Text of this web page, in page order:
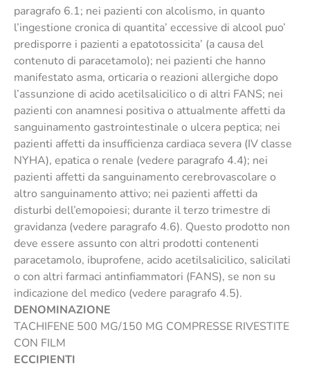
paragrafo 6.1; nei pazienti con alcolismo, in quanto
l’ingestione cronica di quantita’ eccessive di alcool puo’
predisporre i pazienti a epatotossicita’ (a causa del
contenuto di paracetamolo); nei pazienti che hanno
manifestato asma, orticaria o reazioni allergiche dopo
l’assunzione di acido acetilsalicilico o di altri FANS; nei
pazienti con anamnesi positiva o attualmente affetti da
sanguinamento gastrointestinale o ulcera peptica; nei
pazienti affetti da insufficienza cardiaca severa (IV classe
NYHA), epatica o renale (vedere paragrafo 4.4); nei
pazienti affetti da sanguinamento cerebrovascolare o
altro sanguinamento attivo; nei pazienti affetti da
disturbi dell’emopoiesi; durante il terzo trimestre di
gravidanza (vedere paragrafo 4.6). Questo prodotto non
deve essere assunto con altri prodotti contenenti
paracetamolo, ibuprofene, acido acetilsalicilico, salicilati
o con altri farmaci antinfiammatori (FANS), se non su
indicazione del medico (vedere paragrafo 4.5).
DENOMINAZIONE
TACHIFENE 500 MG/150 MG COMPRESSE RIVESTITE
CON FILM
ECCIPIENTI